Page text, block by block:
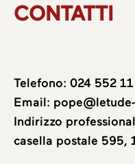
CONTATTI
Telefono: 024 552
Email:
Indirizzo
casella postale 595,